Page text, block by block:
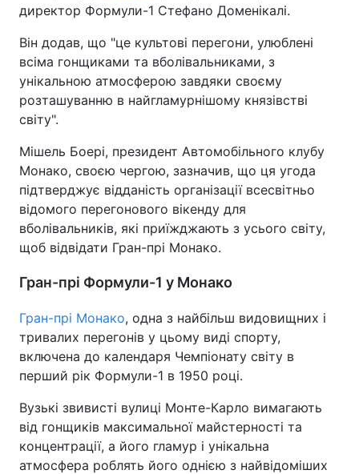
директор Формули-1 Стефано Доменікалі.
Він додав, що "це культові перегони, улюблені
всіма гонщиками та вболівальниками, з
унікальною атмосферою завдяки своєму
розташуванню в найгламурнішому князівстві
світу".
Мішель Боері, президент Автомобільного клубу
Монако, своєю чергою, зазначив, що ця угода
підтверджує відданість організації всесвітньо
відомого перегонового вікенду для
вболівальників, які приїжджають з усього світу,
щоб відвідати Гран-прі Монако.
Гран-прі Формули-1 у Монако
Гран-прі Монако, одна з найбільш видовищних і
тривалих перегонів у цьому виді спорту,
включена до календаря Чемпіонату світу в
перший рік Формули-1 в 1950 році.
Вузькі звивисті вулиці Монте-Карло вимагають
від гонщиків максимальної майстерності та
концентрації, а його гламур і унікальна
атмосфера роблять його однією з найвідоміших